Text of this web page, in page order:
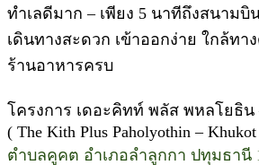
ทำเลดีมาก – เพียง 5 นาทีถึงสนามบิ
เดินทางสะดวก เข้าออกง่าย ใกล้ทา
ร้านอาหารครบ
โครงการ เดอะคิทท์ พลัส พหลโยธิน
( The Kith Plus Paholyothin –
ตำบลคูคต อำเภอลำลูกกา ปทุมธานี